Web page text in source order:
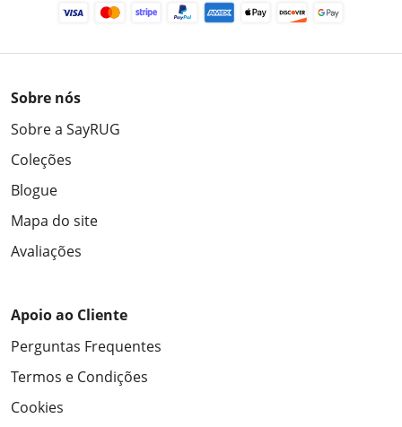
Sobre nós
Sobre a SayRUG
Coleções
Blogue
Mapa do site
Avaliações
Apoio ao Cliente
Perguntas Frequentes
Termos e Condições
Cookies